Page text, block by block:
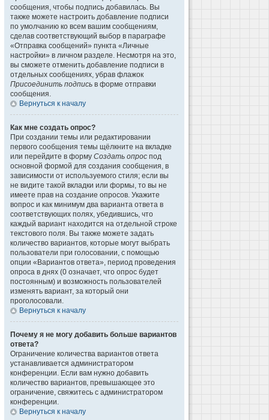
сообщения, чтобы подпись добавилась. Вы
также можете настроить добавление подписи
по умолчанию ко всем вашим сообщениям,
сделав соответствующий выбор в параграфе
«Отправка сообщений» пункта «Личные
настройки» в личном разделе. Несмотря на это,
вы сможете отменить добавление подписи в
отдельных сообщениях, убрав флажок
Присоединить подпись в форме отправки
сообщения.
Вернуться к началу
Как мне создать опрос?
При создании темы или редактировании
первого сообщения темы щёлкните на вкладке
или перейдите в форму Создать опрос под
основной формой для создания сообщения, в
зависимости от используемого стиля; если вы
не видите такой вкладки или формы, то вы не
имеете прав на создание опросов. Укажите
вопрос и как минимум два варианта ответа в
соответствующих полях, убедившись, что
каждый вариант находится на отдельной строке
текстового поля. Вы также можете задать
количество вариантов, которые могут выбрать
пользователи при голосовании, с помощью
опции «Вариантов ответа», период проведения
опроса в днях (0 означает, что опрос будет
постоянным) и возможность пользователей
изменять вариант, за который они
проголосовали.
Вернуться к началу
Почему я не могу добавить больше вариантов
ответа?
Ограничение количества вариантов ответа
устанавливается администратором
конференции. Если вам нужно добавить
количество вариантов, превышающее это
ограничение, свяжитесь с администратором
конференции.
Вернуться к началу